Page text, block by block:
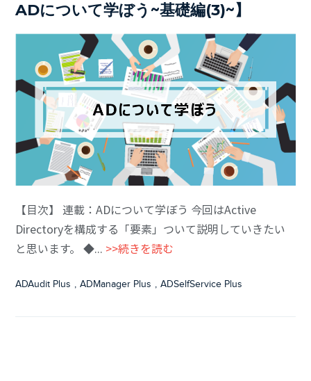
ADについて学ぼう~基礎編(3)~】
【目次】 連載：ADについて学ぼう 今回はActive
Directoryを構成する「要素」ついて説明していきたい
と思います。 ◆... >>続きを読む
ADAudit Plus , ADManager Plus , ADSelfService Plus